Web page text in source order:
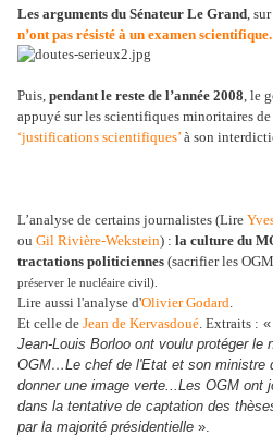
Les arguments du Sénateur Le Grand,
n’ont pas résisté à un examen scientifique.
Puis, pendant le reste de l’année 2008, le
appuyé sur les scientifiques minoritaires
‘justifications scientifiques’ à son
L’analyse de certains journalistes (Lire
ou Gil Rivière-Wekstein) : la culture du
tractations politiciennes (sacrifier les
préserver le nucléaire civil).
Lire aussi l'analyse d'Olivier Godard.
Et celle de Jean de Kervasdoué. Extraits :
Jean-Louis Borloo ont voulu protéger le
OGM…Le chef de l'Etat et son ministre
donner une image verte...Les OGM ont
dans la tentative de captation des
par la majorité présidentielle ».